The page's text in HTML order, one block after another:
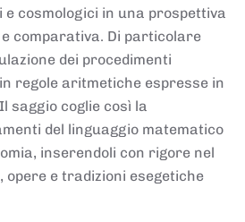
cosmologici in una prospettiva
comparativa. Di particolare
dei procedimenti
regole aritmetiche espresse in
saggio coglie così la
del linguaggio matematico
inserendoli con rigore nel
e tradizioni esegetiche